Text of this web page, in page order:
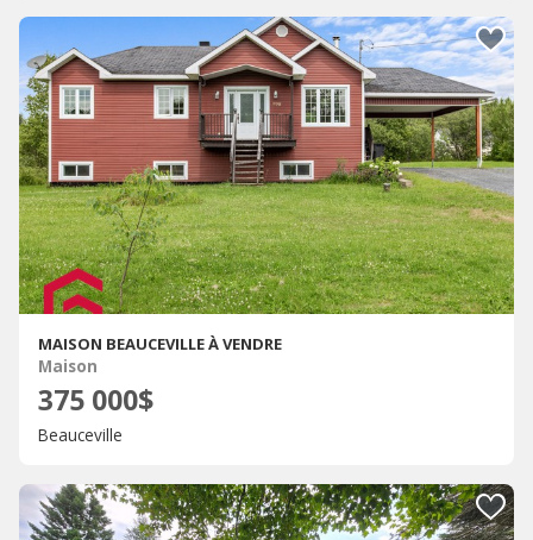
MAISON BEAUCEVILLE À VENDRE
Maison
375 000$
Beauceville